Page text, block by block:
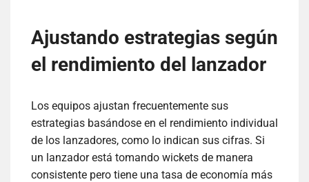
Ajustando estrategias según
el rendimiento del lanzador
Los equipos ajustan frecuentemente sus
estrategias basándose en el rendimiento individual
de los lanzadores, como lo indican sus cifras. Si
un lanzador está tomando wickets de manera
consistente pero tiene una tasa de economía más